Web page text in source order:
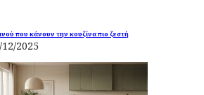
που κάνουν την κουζίνα πιο ζεστή
12/2025